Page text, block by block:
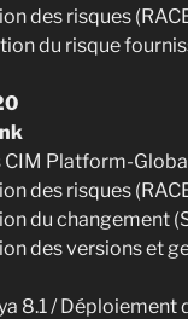
des risques
du risque
CIM Platform-
des risques
du changement
des versions et
8.1 / Déploiement